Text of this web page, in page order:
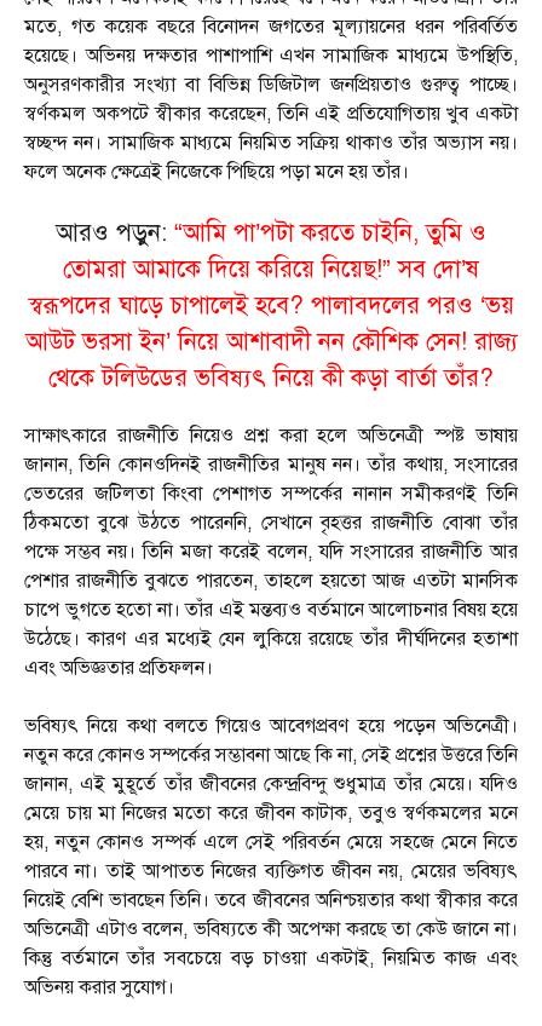
মতে, গত কয়েক বছরে বিনোদন জগতের মূল্যায়নের ধরন পরিবর্তিত
হয়েছে। অভিনয় দক্ষতার পাশাপাশি এখন সামাজিক মাধ্যমে উপস্থিতি,
অনুসরণকারীর সংখ্যা বা বিভিন্ন ডিজিটাল জনপ্রিয়তাও গুরুত্ব পাচ্ছে।
স্বর্ণকমল অকপটে স্বীকার করেছেন, তিনি এই প্রতিযোগিতায় খুব একটা
স্বচ্ছন্দ নন। সামাজিক মাধ্যমে নিয়মিত সক্রিয় থাকাও তাঁর অভ্যাস নয়।
ফলে অনেক ক্ষেত্রেই নিজেকে পিছিয়ে পড়া মনে হয় তাঁর।
আরও পড়ুন: “আমি পা’পটা করতে চাইনি, তুমি ও
তোমরা আমাকে দিয়ে করিয়ে নিয়েছ!” সব দো’ষ
স্বরূপদের ঘাড়ে চাপালেই হবে? পালাবদলের পরও ‘ভয়
আউট ভরসা ইন’ নিয়ে আশাবাদী নন কৌশিক সেন! রাজ্য
থেকে টলিউডের ভবিষ্যৎ নিয়ে কী কড়া বার্তা তাঁর?
সাক্ষাৎকারে রাজনীতি নিয়েও প্রশ্ন করা হলে অভিনেত্রী স্পষ্ট ভাষায়
জানান, তিনি কোনওদিনই রাজনীতির মানুষ নন। তাঁর কথায়, সংসারের
ভেতরের জটিলতা কিংবা পেশাগত সম্পর্কের নানান সমীকরণই তিনি
ঠিকমতো বুঝে উঠতে পারেননি, সেখানে বৃহত্তর রাজনীতি বোঝা তাঁর
পক্ষে সম্ভব নয়। তিনি মজা করেই বলেন, যদি সংসারের রাজনীতি আর
পেশার রাজনীতি বুঝতে পারতেন, তাহলে হয়তো আজ এতটা মানসিক
চাপে ভুগতে হতো না। তাঁর এই মন্তব্যও বর্তমানে আলোচনার বিষয় হয়ে
উঠেছে। কারণ এর মধ্যেই যেন লুকিয়ে রয়েছে তাঁর দীর্ঘদিনের হতাশা
এবং অভিজ্ঞতার প্রতিফলন।
ভবিষ্যৎ নিয়ে কথা বলতে গিয়েও আবেগপ্রবণ হয়ে পড়েন অভিনেত্রী।
নতুন করে কোনও সম্পর্কের সম্ভাবনা আছে কি না, সেই প্রশ্নের উত্তরে তিনি
জানান, এই মুহূর্তে তাঁর জীবনের কেন্দ্রবিন্দু শুধুমাত্র তাঁর মেয়ে। যদিও
মেয়ে চায় মা নিজের মতো করে জীবন কাটাক, তবুও স্বর্ণকমলের মনে
হয়, নতুন কোনও সম্পর্ক এলে সেই পরিবর্তন মেয়ে সহজে মেনে নিতে
পারবে না। তাই আপাতত নিজের ব্যক্তিগত জীবন নয়, মেয়ের ভবিষ্যৎ
নিয়েই বেশি ভাবছেন তিনি। তবে জীবনের অনিশ্চয়তার কথা স্বীকার করে
অভিনেত্রী এটাও বলেন, ভবিষ্যতে কী অপেক্ষা করছে তা কেউ জানে না।
কিন্তু বর্তমানে তাঁর সবচেয়ে বড় চাওয়া একটাই, নিয়মিত কাজ এবং
অভিনয় করার সুযোগ।